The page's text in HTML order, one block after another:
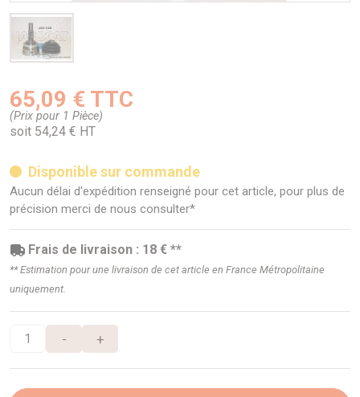
65,09 € TTC
(Prix pour 1 Pièce)
soit 54,24 € HT
Disponible sur commande
Aucun délai d'expédition renseigné pour cet article, pour plus de
précision merci de nous consulter*
Frais de livraison : 18 € **
** Estimation pour une livraison de cet article en France Métropolitaine
uniquement.
- +